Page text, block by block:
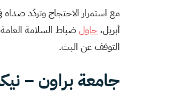
أبريل، حاول ضباط السلامة
التوقف عن البث.
جامعة براون –